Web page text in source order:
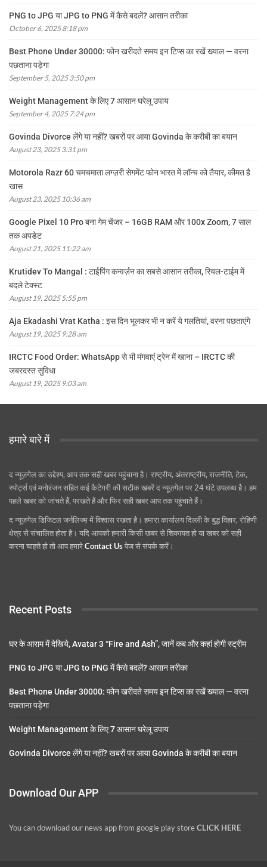
PNG to JPG या JPG to PNG में कैसे बदलें? आसान तरीका
October 6, 2025 8:18 pm
Best Phone Under 30000: फोन खरीदते समय इन टिप्स का रखें ख्याल — वरना
पछताना पड़ेगा
September 5, 2025 3:50 pm
Weight Management के लिए 7 आसान घरेलू उपाय
September 4, 2025 7:24 pm
Govinda Divorce लेंगे या नहीं? खबरों पर आया Govinda के करीबी का बयान
August 23, 2025 3:31 pm
Motorola Razr 60 चमचमाता लग्ज़री सेगमेंट फोन भारत में लॉन्च को तैयार, कीमत है
खास
August 23, 2025 10:36 am
Google Pixel 10 Pro बना गेम चेंजर – 16GB RAM और 100x Zoom, 7 साल
तक अपडेट
August 21, 2025 11:22 am
Krutidev To Mangal : टाईपिंग कन्वर्ज़न का सबसे आसान तरीका, रियल-टाईम में
बदले टेक्स्ट
August 19, 2025 5:55 pm
Aja Ekadashi Vrat Katha : इस दिन भूलकर भी न करें ये गलतियां, वरना पछताएंगे
August 19, 2025 9:28 am
IRCTC Food Order: WhatsApp से भी मंगवाएं ट्रेन में खाना – IRCTC की
जबरदस्त सुविधा
August 19, 2025 9:03 am
हमारे बारे में
द न्यूज़गेल का उद्देश्य, आप तक सही खबर पहुंचाना है। राष्ट्रीय, अंतराष्ट्रीय, राजनीति, टेक,
स्पोर्ट्स एवं मनोरंजन सहित कई कैटेगरी की सटीक खबरें द न्यूज़गेल पर 24 घंटे उपलब्ध है। हम
पहले खबर को जांचते हैं, परखते हैं और फिर सही खबर आप तक पहुंचाते हैं।
द न्यूज़गेल डिजिटल जर्नलिज्म़ में विश्वास रखता है। हमारा कार्यालय दिल्ली के बुद्ध विहार, रोहिणी
क्षेत्र से संचालित होता है। यदि आपको हमारी किसी खबर से शिकायत हो या खबर को सही
करना चाहते हो तो आप हमारेContact Usपेज से संपर्क करें।
Recent Posts
घर के आराम में देखिये, Avatar 3 “Fire and Ash”, जानें कब और कहां होगी स्ट्रीम
PNG to JPG या JPG to PNG में कैसे बदलें? आसान तरीका
Best Phone Under 30000: फोन खरीदते समय इन टिप्स का रखें ख्याल — वरना
पछताना पड़ेगा
Weight Management के लिए 7 आसान घरेलू उपाय
Govinda Divorce लेंगे या नहीं? खबरों पर आया Govinda के करीबी का बयान
Download Our APP
You can download our news app from google play storeCLICK HERE